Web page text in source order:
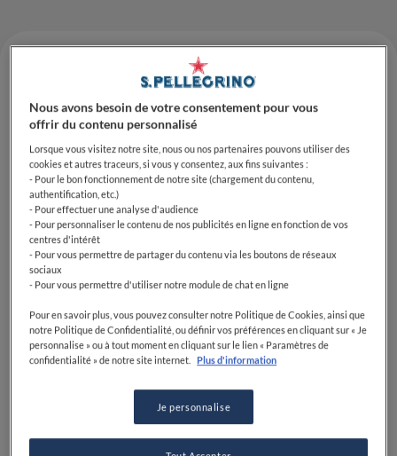
Découvrez les bonnes
adresses de Fine Dining
Lovers pour dévorer un
délicieux sandwich au
pastrami à Paris.
Le sandwich au pastrami est une petite pépite pour
Nous avons besoin de votre consentement pour vous
offrir du contenu personnalisé
Lorsque vous visitez notre site, nous ou nos partenaires pouvons utiliser des
cookies et autres traceurs, si vous y consentez, aux fins suivantes :
- Pour le bon fonctionnement de notre site (chargement du contenu,
authentification, etc.)
- Pour effectuer une analyse d'audience
- Pour personnaliser le contenu de nos publicités en ligne en fonction de vos
centres d'intérêt
- Pour vous permettre de partager du contenu via les boutons de réseaux
sociaux
- Pour vous permettre d'utiliser notre module de chat en ligne
Pour en savoir plus, vous pouvez consulter notre Politique de Cookies, ainsi que
notre Politique de Confidentialité, ou définir vos préférences en cliquant sur « Je
personnalise » ou à tout moment en cliquant sur le lien « Paramètres de
confidentialité » de notre site internet.
Plus d'information
Je personnalise